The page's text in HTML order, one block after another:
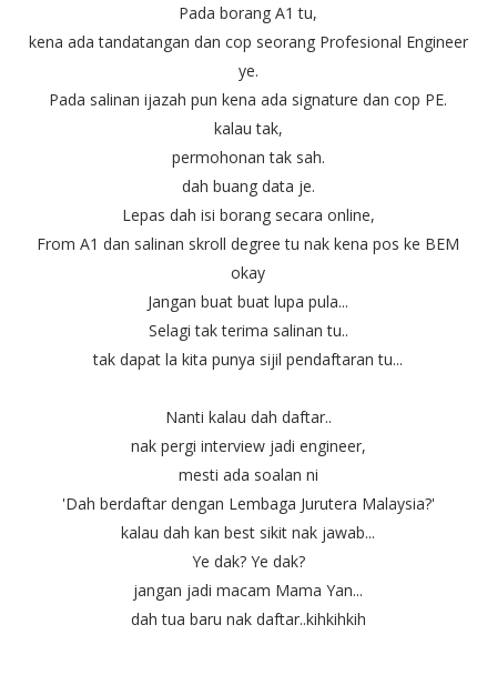
Pada borang A1 tu,
kena ada tandatangan dan cop seorang Profesional Engineer
ye.
Pada salinan ijazah pun kena ada signature dan cop PE.
kalau tak,
permohonan tak sah.
dah buang data je.
Lepas dah isi borang secara online,
From A1 dan salinan skroll degree tu nak kena pos ke BEM
okay
Jangan buat buat lupa pula...
Selagi tak terima salinan tu..
tak dapat la kita punya sijil pendaftaran tu...
Nanti kalau dah daftar..
nak pergi interview jadi engineer,
mesti ada soalan ni
'Dah berdaftar dengan Lembaga Jurutera Malaysia?'
kalau dah kan best sikit nak jawab...
Ye dak? Ye dak?
jangan jadi macam Mama Yan...
dah tua baru nak daftar..kihkihkih